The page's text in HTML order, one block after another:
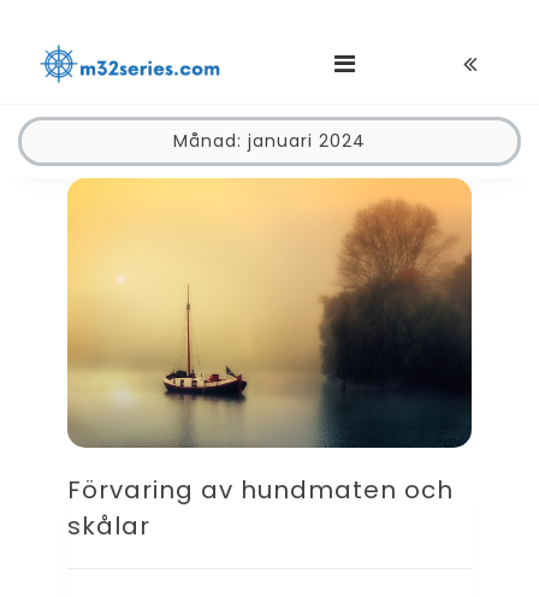
content
Månad: januari 2024
Förvaring av hundmaten och
skålar